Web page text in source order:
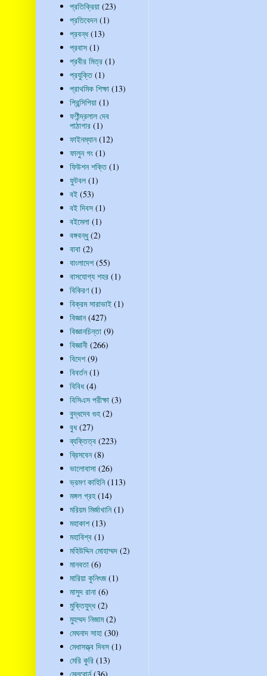
প্রতিক্রিয়া (23)
প্রতিবেদন (1)
প্রবন্ধ (13)
প্রবাস (1)
প্রবীর মিত্র (1)
প্রযুক্তি (1)
প্রাথমিক শিক্ষা (13)
প্রিন্সিপিয়া (1)
ফণীন্দ্রলাল দেব
পাঠাগার (1)
ফাইনম্যান (12)
ফালুন গং (1)
ফিউশন শক্তি (1)
ফুটবল (1)
বই (53)
বই দিবস (1)
বইমেলা (1)
বঙ্গবন্ধু (2)
বাবা (2)
বাংলাদেশ (55)
বাসযোগ্য শহর (1)
বিকিরণ (1)
বিক্রম সারাভাই (1)
বিজ্ঞান (427)
বিজ্ঞানচিন্তা (9)
বিজ্ঞানী (266)
বিদেশ (9)
বিবর্তন (1)
বিবিধ (4)
বিসিএস পরীক্ষা (3)
বুদ্ধদেব গুহ (2)
বুধ (27)
ব্যক্তিত্ব (223)
ব্রিসবেন (8)
ভালোবাসা (26)
ভ্রমণ কাহিনি (113)
মঙ্গল গ্রহ (14)
মরিয়ম মির্জাখানি (1)
মহাকাশ (13)
মহাবিশ্ব (1)
মহিউদ্দিন মোহাম্মদ (2)
মানবতা (6)
মারিয়া কুনিৎজ (1)
মাসুদ রানা (6)
মুক্তিযুদ্ধ (2)
মুহম্মদ নিজাম (2)
মেঘনাদ সাহা (30)
মেধাসত্ত্ব দিবস (1)
মেরি কুরি (13)